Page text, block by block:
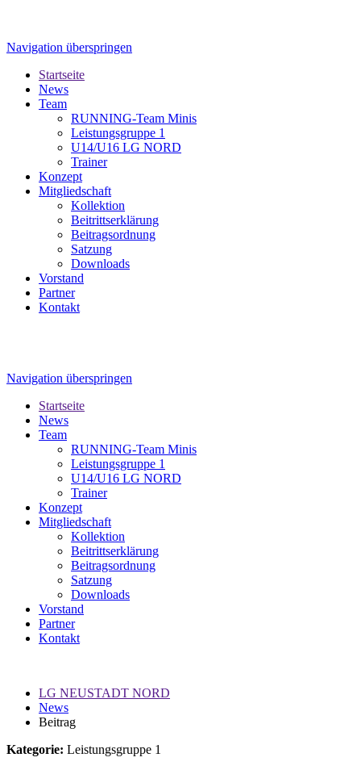
Navigation überspringen
Startseite
News
Team
RUNNING-Team Minis
Leistungsgruppe 1
U14/U16 LG NORD
Trainer
Konzept
Mitgliedschaft
Kollektion
Beitrittserklärung
Beitragsordnung
Satzung
Downloads
Vorstand
Partner
Kontakt
Navigation überspringen
Startseite
News
Team
RUNNING-Team Minis
Leistungsgruppe 1
U14/U16 LG NORD
Trainer
Konzept
Mitgliedschaft
Kollektion
Beitrittserklärung
Beitragsordnung
Satzung
Downloads
Vorstand
Partner
Kontakt
LG NEUSTADT NORD
News
Beitrag
Kategorie: Leistungsgruppe 1